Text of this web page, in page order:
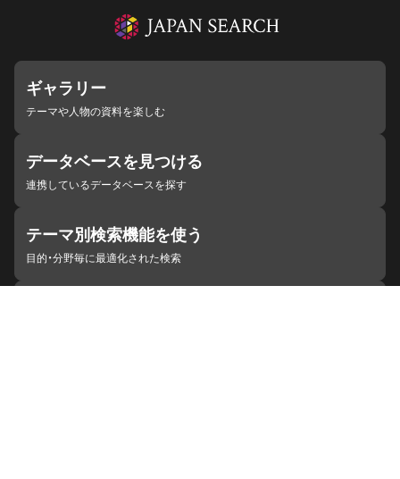
ギャラリー
テーマや人物の資料を楽しむ
データベースを見つける
連携しているデータベースを探す
テーマ別検索機能を使う
目的・分野毎に最適化された検索